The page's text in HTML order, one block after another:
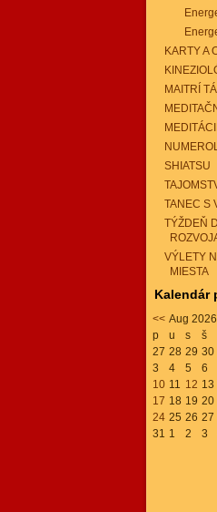
KARTY A
MAITRÍ
SHIATSU
TANEC S
TÝŽDEŇ
VÝLETY
MIESTA
Kalendár
<< Aug 2026
p
u s š
27 28 29 30
3
4 5 6
10 11 12 13
17 18 19 20
24 25 26 27
31 1 2 3